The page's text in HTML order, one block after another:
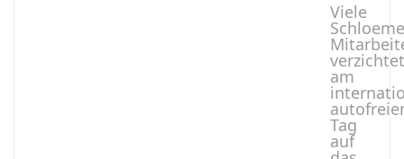
Viele
am
Tag
auf